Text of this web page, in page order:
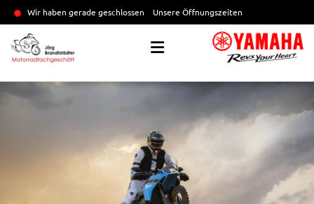
Wir haben gerade geschlossen Unsere Öffnungszeiten